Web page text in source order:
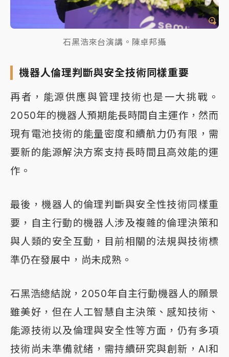
石黑浩來台演講。陳卓邦攝
機器人倫理判斷與安全技術同樣重要
再者，能源供應與管理技術也是一大挑戰。
2050年的機器人預期能長時間自主運作，然而
現有電池技術的能量密度和續航力仍有限，需
要新的能源解決方案支持長時間且高效能的運
作。
最後，機器人的倫理判斷與安全性技術同樣重
要，自主行動的機器人涉及複雜的倫理決策和
與人類的安全互動，目前相關的法規與技術標
準仍在發展中，尚未成熟。
石黑浩總結說，2050年自主行動機器人的願景
雖美好，但在人工智慧自主決策、感知技術、
能源技術以及倫理與安全性等方面，仍有多項
技術尚未準備就緒，需持續研究與創新，AI和